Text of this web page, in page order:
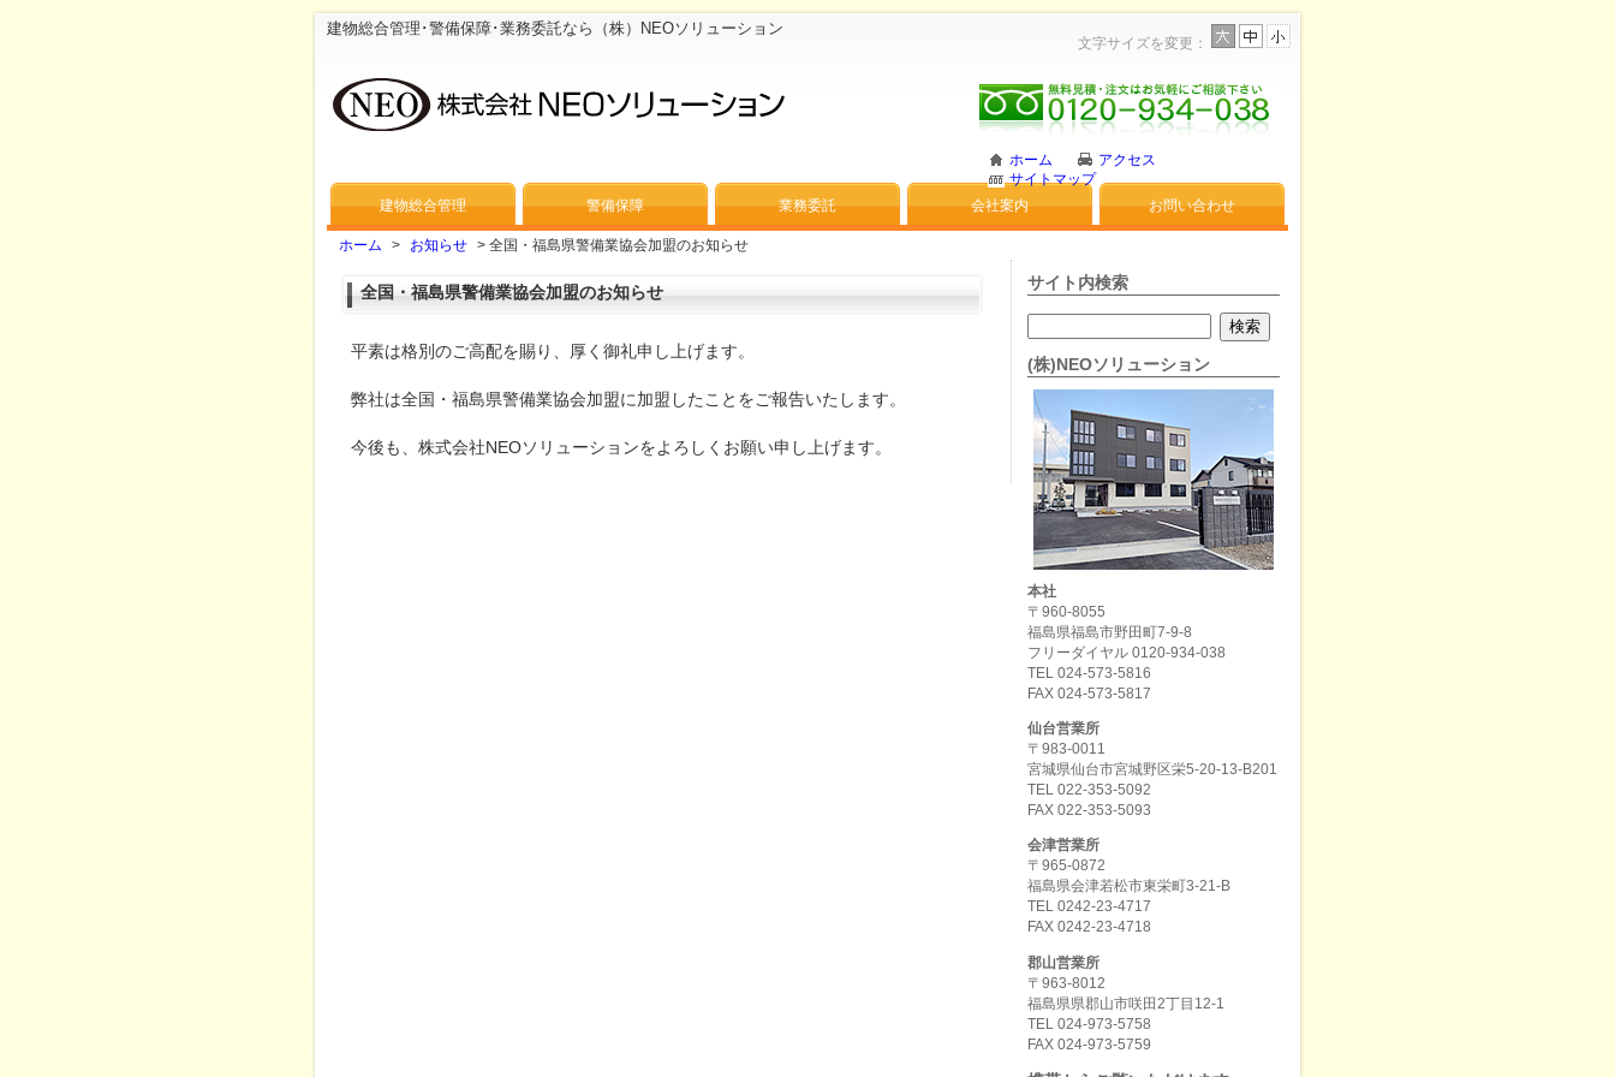
建物総合管理･警備保障･業務委託なら（株）NEOソリューション
文字サイズを変更：
ホーム
アクセス
サイトマップ
建物総合管理 警備保障 業務委託 会社案内 お問い合わせ
ホーム > お知らせ > 全国・福島県警備業協会加盟のお知らせ
全国・福島県警備業協会加盟のお知らせ
平素は格別のご高配を賜り、厚く御礼申し上げます。
弊社は全国・福島県警備業協会加盟に加盟したことをご報告いたします。
今後も、株式会社NEOソリューションをよろしくお願い申し上げます。
サイト内検索
(株)NEOソリューション
本社
〒960-8055
福島県福島市野田町7-9-8
フリーダイヤル 0120-934-038
TEL 024-573-5816
FAX 024-573-5817
仙台営業所
〒983-0011
宮城県仙台市宮城野区栄5-20-13-B201
TEL 022-353-5092
FAX 022-353-5093
会津営業所
〒965-0872
福島県会津若松市東栄町3-21-B
TEL 0242-23-4717
FAX 0242-23-4718
郡山営業所
〒963-8012
福島県県郡山市咲田2丁目12-1
TEL 024-973-5758
FAX 024-973-5759